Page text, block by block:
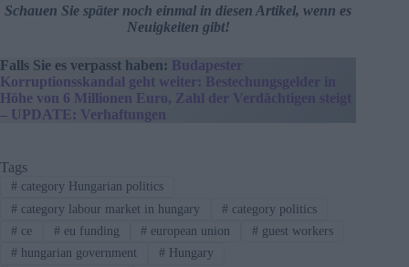
Schauen Sie später noch einmal in diesen Artikel, wenn es
Neuigkeiten gibt!
Falls Sie es verpasst haben: Budapester
Korruptionsskandal geht weiter: Bestechungsgelder in
Höhe von 6 Millionen Euro, Zahl der Verdächtigen steigt
– UPDATE: Verhaftungen
Tags
#category Hungarian politics
#category labour market in hungary #category politics
#ce #eu funding # european union # guest workers
#hungarian government #Hungary